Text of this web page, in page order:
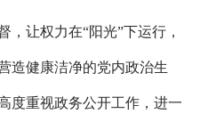
，让权力在“阳光”下运行，
造健康洁净的党内政治生
度重视政务公开工作，进一